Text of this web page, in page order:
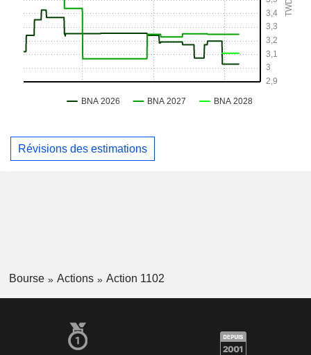
Révisions des estimations
Bourse Actions Action 1102